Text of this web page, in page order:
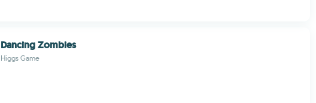
Dancing Zombies
Higgs Game